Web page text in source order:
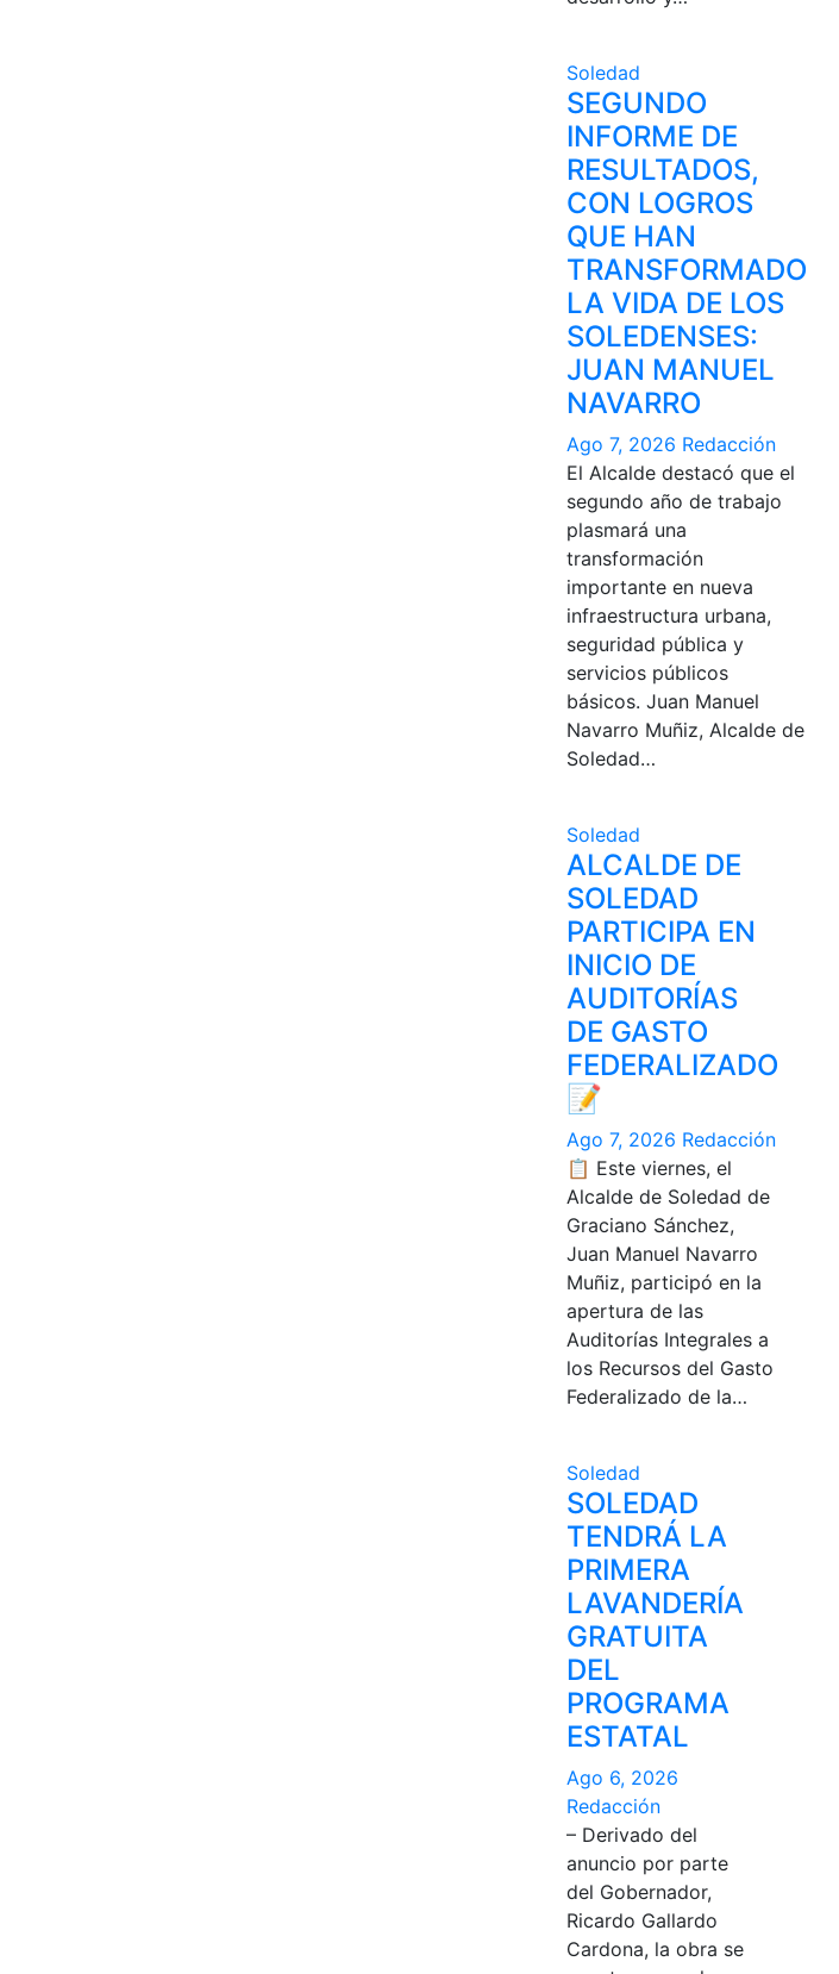
Soledad
SEGUNDO
INFORME DE
RESULTADOS,
CON LOGROS
QUE HAN
TRANSFORMADO
LA VIDA DE LOS
SOLEDENSES:
JUAN MANUEL
NAVARRO
Ago 7, 2026 Redacción
El Alcalde destacó que el
segundo año de trabajo
plasmará una
transformación
importante en nueva
infraestructura urbana,
seguridad pública y
servicios públicos
básicos. Juan Manuel
Navarro Muñiz, Alcalde de
Soledad…
Soledad
ALCALDE DE
SOLEDAD
PARTICIPA EN
INICIO DE
AUDITORÍAS
DE GASTO
FEDERALIZADO
📝
Ago 7, 2026 Redacción
📋 Este viernes, el
Alcalde de Soledad de
Graciano Sánchez,
Juan Manuel Navarro
Muñiz, participó en la
apertura de las
Auditorías Integrales a
los Recursos del Gasto
Federalizado de la…
Soledad
SOLEDAD
TENDRÁ LA
PRIMERA
LAVANDERÍA
GRATUITA
DEL
PROGRAMA
ESTATAL
Ago 6, 2026
Redacción
– Derivado del
anuncio por parte
del Gobernador,
Ricardo Gallardo
Cardona, la obra se